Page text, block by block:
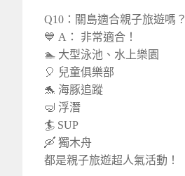
Q10：關島適合親子旅遊嗎？
💙 A： 非常適合！
🏊 大型泳池、水上樂園
🎈 兒童俱樂部
🐬 海豚追蹤
🤿 浮潛
🏄 SUP
🛶 獨木舟
都是親子旅遊超人氣活動！